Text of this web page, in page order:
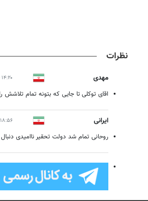
نظرات
مهدی ۱۴:۲۰ - ۱۳۹۶/۰۲/۰۶
اقای توکلی تا جایی که بتونه تمام تلاشش
ایرانی ۱۸:۵۶ - ۱۳۹۶/۰۲/۰۶
روحانی تمام شد دولت تحقیر ناامیدی